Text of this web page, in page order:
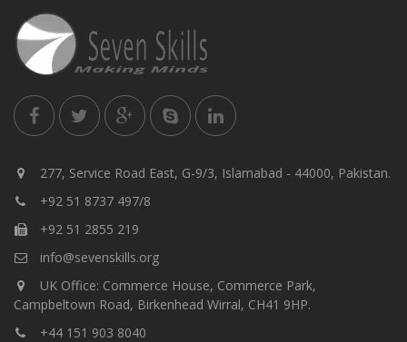
277, Service Road East, G-9/3, Islamabad - 44000, Pakistan.
+92 51 8737 497/8
+92 51 2855 219
info@sevenskills.org
UK Office: Commerce House, Commerce Park,
Campbeltown Road, Birkenhead Wirral, CH41 9HP.
+44 151 903 8040